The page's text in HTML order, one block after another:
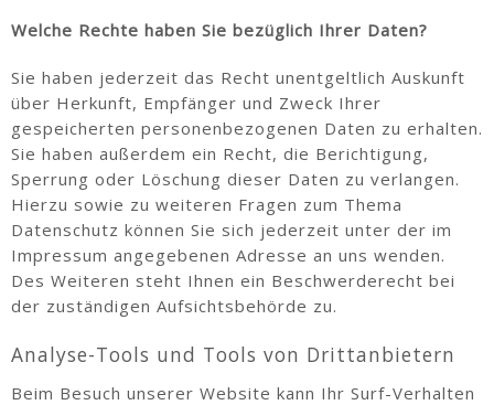
Welche Rechte haben Sie bezüglich Ihrer Daten?
Sie haben jederzeit das Recht unentgeltlich Auskunft
über Herkunft, Empfänger und Zweck Ihrer
gespeicherten personenbezogenen Daten zu erhalten.
Sie haben außerdem ein Recht, die Berichtigung,
Sperrung oder Löschung dieser Daten zu verlangen.
Hierzu sowie zu weiteren Fragen zum Thema
Datenschutz können Sie sich jederzeit unter der im
Impressum angegebenen Adresse an uns wenden.
Des Weiteren steht Ihnen ein Beschwerderecht bei
der zuständigen Aufsichtsbehörde zu.
Analyse-Tools und Tools von Drittanbietern
Beim Besuch unserer Website kann Ihr Surf-Verhalten